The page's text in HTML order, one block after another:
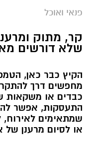
פנאי ואוכל
קר, מתוק
שלא דורשים
הקיץ כבר כאן,
מחפשים דרך
כבדים או משקאות
התעסקות, אפשר
שמתאימים
או לסיום מרענן של